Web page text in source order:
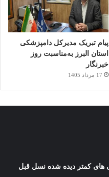
پیام تبریک مدیرکل دامپزشکی
استان البرز به‌مناسبت روز
خبرنگار
17 مرداد 1405